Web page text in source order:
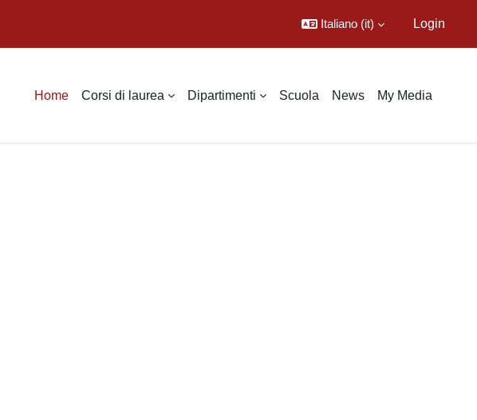
Italiano ‎(it)‎ Login
Home Corsi di laurea Dipartimenti Scuola News My Media